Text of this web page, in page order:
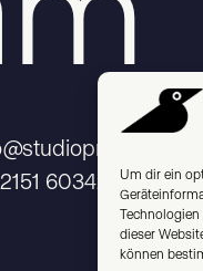
Um dir ein
dieser
können
6034286